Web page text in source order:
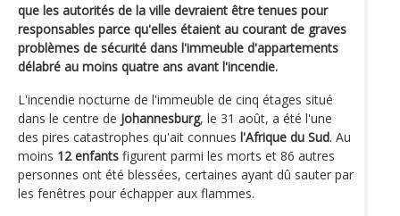
que les autorités de la ville devraient être tenues pour
responsables parce qu'elles étaient au courant de graves
problèmes de sécurité dans l'immeuble d'appartements
délabré au moins quatre ans avant l'incendie.
L'incendie nocturne de l'immeuble de cinq étages situé
dans le centre de Johannesburg, le 31 août, a été l'une
des pires catastrophes qu'ait connues l'Afrique du Sud. Au
moins 12 enfants figurent parmi les morts et 86 autres
personnes ont été blessées, certaines ayant dû sauter par
les fenêtres pour échapper aux flammes.